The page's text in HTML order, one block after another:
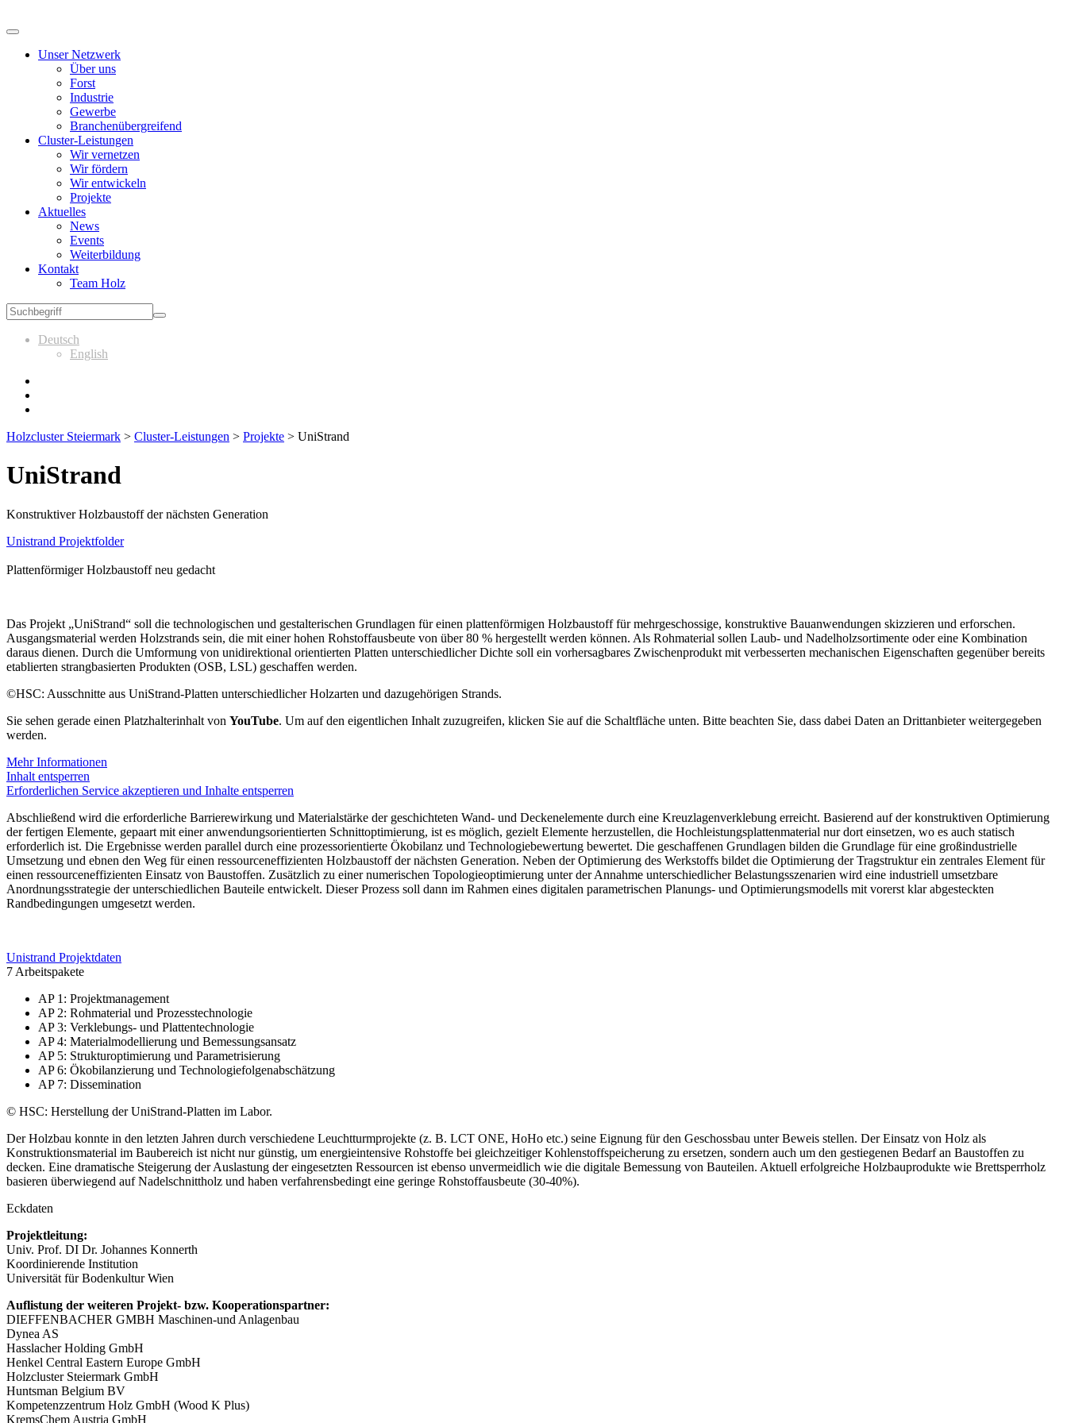
Unser Netzwerk
Über uns
Forst
Industrie
Gewerbe
Branchenübergreifend
Cluster-Leistungen
Wir vernetzen
Wir fördern
Wir entwickeln
Projekte
Aktuelles
News
Events
Weiterbildung
Kontakt
Team Holz
Deutsch
English
Holzcluster Steiermark > Cluster-Leistungen > Projekte > UniStrand
UniStrand
Konstruktiver Holzbaustoff der nächsten Generation
Unistrand Projektfolder
Plattenförmiger Holzbaustoff neu gedacht
Das Projekt „UniStrand“ soll die technologischen und gestalterischen Grundlagen für einen plattenförmigen Holzbaustoff für mehrgeschossige, konstruktive Bauanwendungen skizzieren und erforschen.
Ausgangsmaterial werden Holzstrands sein, die mit einer hohen Rohstoffausbeute von über 80 % hergestellt werden können. Als Rohmaterial sollen Laub- und Nadelholzsortimente oder eine Kombination
daraus dienen. Durch die Umformung von unidirektional orientierten Platten unterschiedlicher Dichte soll ein vorhersagbares Zwischenprodukt mit verbesserten mechanischen Eigenschaften gegenüber bereits
etablierten strangbasierten Produkten (OSB, LSL) geschaffen werden.
©HSC: Ausschnitte aus UniStrand-Platten unterschiedlicher Holzarten und dazugehörigen Strands.
Sie sehen gerade einen Platzhalterinhalt von YouTube. Um auf den eigentlichen Inhalt zuzugreifen, klicken Sie auf die Schaltfläche unten. Bitte beachten Sie, dass dabei Daten an Drittanbieter weitergegeben
werden.
Mehr Informationen
Inhalt entsperren
Erforderlichen Service akzeptieren und Inhalte entsperren
Abschließend wird die erforderliche Barrierewirkung und Materialstärke der geschichteten Wand- und Deckenelemente durch eine Kreuzlagenverklebung erreicht. Basierend auf der konstruktiven Optimierung
der fertigen Elemente, gepaart mit einer anwendungsorientierten Schnittoptimierung, ist es möglich, gezielt Elemente herzustellen, die Hochleistungsplattenmaterial nur dort einsetzen, wo es auch statisch
erforderlich ist. Die Ergebnisse werden parallel durch eine prozessorientierte Ökobilanz und Technologiebewertung bewertet. Die geschaffenen Grundlagen bilden die Grundlage für eine großindustrielle
Umsetzung und ebnen den Weg für einen ressourceneffizienten Holzbaustoff der nächsten Generation. Neben der Optimierung des Werkstoffs bildet die Optimierung der Tragstruktur ein zentrales Element für
einen ressourceneffizienten Einsatz von Baustoffen. Zusätzlich zu einer numerischen Topologieoptimierung unter der Annahme unterschiedlicher Belastungsszenarien wird eine industriell umsetzbare
Anordnungsstrategie der unterschiedlichen Bauteile entwickelt. Dieser Prozess soll dann im Rahmen eines digitalen parametrischen Planungs- und Optimierungsmodells mit vorerst klar abgesteckten
Randbedingungen umgesetzt werden.
Unistrand Projektdaten
7 Arbeitspakete
AP 1: Projektmanagement
AP 2: Rohmaterial und Prozesstechnologie
AP 3: Verklebungs- und Plattentechnologie
AP 4: Materialmodellierung und Bemessungsansatz
AP 5: Strukturoptimierung und Parametrisierung
AP 6: Ökobilanzierung und Technologiefolgenabschätzung
AP 7: Dissemination
© HSC: Herstellung der UniStrand-Platten im Labor.
Der Holzbau konnte in den letzten Jahren durch verschiedene Leuchtturmprojekte (z. B. LCT ONE, HoHo etc.) seine Eignung für den Geschossbau unter Beweis stellen. Der Einsatz von Holz als
Konstruktionsmaterial im Baubereich ist nicht nur günstig, um energieintensive Rohstoffe bei gleichzeitiger Kohlenstoffspeicherung zu ersetzen, sondern auch um den gestiegenen Bedarf an Baustoffen zu
decken. Eine dramatische Steigerung der Auslastung der eingesetzten Ressourcen ist ebenso unvermeidlich wie die digitale Bemessung von Bauteilen. Aktuell erfolgreiche Holzbauprodukte wie Brettsperrholz
basieren überwiegend auf Nadelschnittholz und haben verfahrensbedingt eine geringe Rohstoffausbeute (30-40%).
Eckdaten
Projektleitung:
Univ. Prof. DI Dr. Johannes Konnerth
Koordinierende Institution
Universität für Bodenkultur Wien
Auflistung der weiteren Projekt- bzw. Kooperationspartner:
DIEFFENBACHER GMBH Maschinen-und Anlagenbau
Dynea AS
Hasslacher Holding GmbH
Henkel Central Eastern Europe GmbH
Holzcluster Steiermark GmbH
Huntsman Belgium BV
Kompetenzzentrum Holz GmbH (Wood K Plus)
KremsChem Austria GmbH